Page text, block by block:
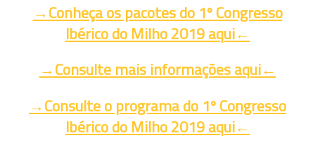
→Conheça os pacotes do 1º Congresso
Ibérico do Milho 2019 aqui←
→Consulte mais informações aqui←
→Consulte o programa do 1º Congresso
Ibérico do Milho 2019 aqui←